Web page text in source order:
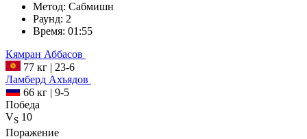
Метод: Сабмишн
Раунд: 2
Время: 01:55
Кямран Аббасов
77 кг | 23-6
Ламберд Ахъядов
66 кг | 9-5
Победа
VS 10
Поражение